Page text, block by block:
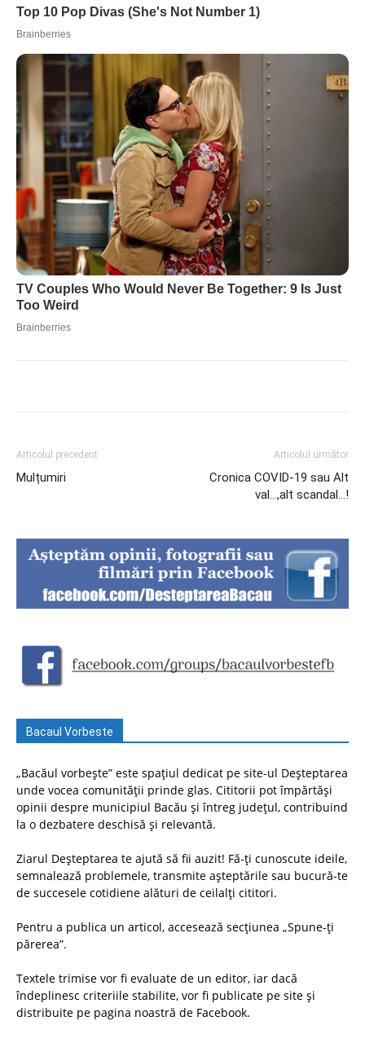
Articolul precedent
Mulțumiri
Articolul următor
Cronica COVID-19 sau Alt
val…,alt scandal…!
Bacaul Vorbeste
„Bacăul vorbește” este spațiul dedicat pe site-ul Deșteptarea
unde vocea comunității prinde glas. Cititorii pot împărtăși
opinii despre municipiul Bacău și întreg județul, contribuind
la o dezbatere deschisă și relevantă.
Ziarul Deșteptarea te ajută să fii auzit! Fă-ți cunoscute ideile,
semnalează problemele, transmite așteptările sau bucură-te
de succesele cotidiene alături de ceilalți cititori.
Pentru a publica un articol, accesează secțiunea „Spune-ți
părerea”.
Textele trimise vor fi evaluate de un editor, iar dacă
îndeplinesc criteriile stabilite, vor fi publicate pe site și
distribuite pe pagina noastră de Facebook.